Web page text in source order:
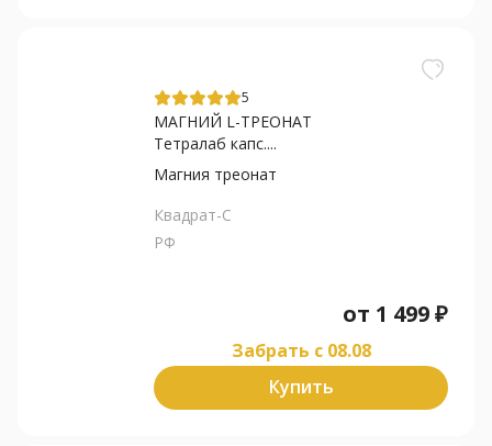
5
МАГНИЙ L-ТРЕОНАТ
Тетралаб капс....
Магния треонат
Квадрат-С
РФ
от 1 499₽
Забрать c 08.08
Купить